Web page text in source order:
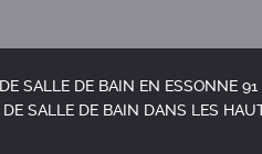
SALLE DE BAIN EN ESSONNE 91
SALLE DE BAIN DANS LES